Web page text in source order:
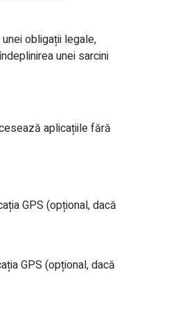
obligații legale,
unei sarcini
aplicațiile fără
GPS (opțional, dacă
GPS (opțional, dacă